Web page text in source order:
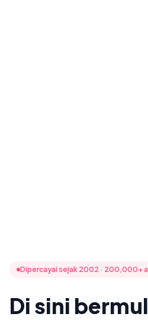
Dipercayai sejak 2002 · 200,000+
Di sini